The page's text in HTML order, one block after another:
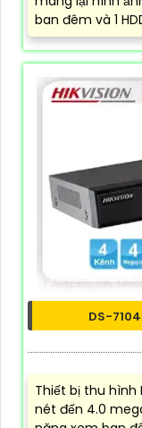
ban đêm và 1
DS-
Thiết bị thu hình
nét đến 4.0